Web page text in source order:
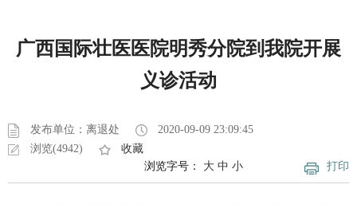
广西国际壮医医院明秀分院到我院开展
义诊活动
发布单位：离退处
2020-09-09 23:09:45
浏览(4942)
收藏
打印
浏览字号： 大 中 小